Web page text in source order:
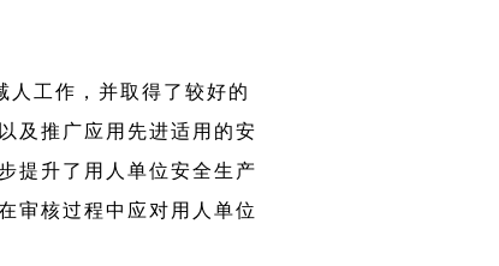
工作，并取得了较好的
及推广应用先进适用的安
提升了用人单位安全生产
审核过程中应对用人单位